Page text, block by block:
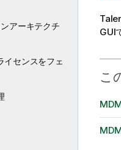
アーキテクチ
センスをフェ
a
i
t
y
-
GUI
こ